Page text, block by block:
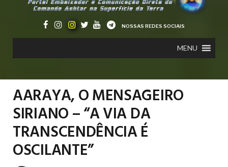
NOSSAS REDES SOCIAIS
MENU
AARAYA, O MENSAGEIRO
SIRIANO – “A VIA DA
TRANSCENDÊNCIA É
OSCILANTE”